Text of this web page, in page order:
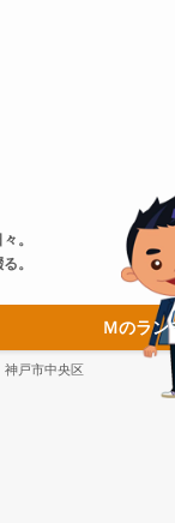
。
。
Ｍのラン
神戸市中央区